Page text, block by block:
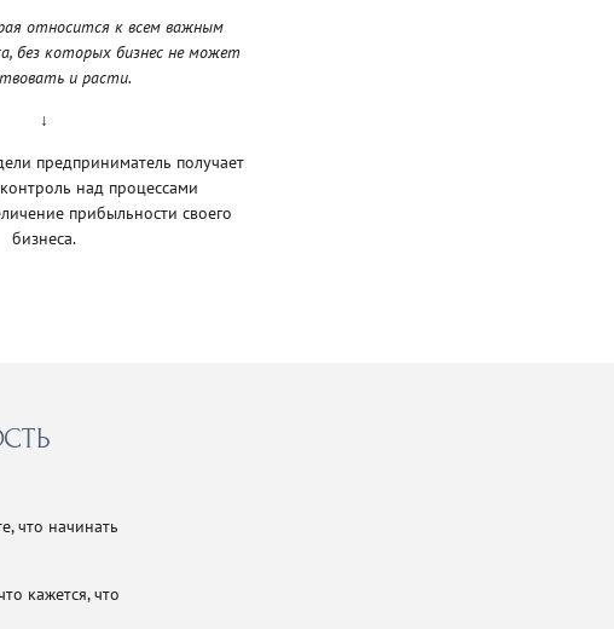
относится к всем важным
без которых бизнес не может
и расти.
↓
предприниматель получает
над процессами
прибыльности своего
бизнеса.
что начинать
кажется, что